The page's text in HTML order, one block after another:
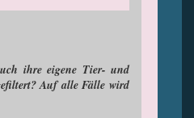
ihre eigene Tier- und
Auf alle Fälle wird